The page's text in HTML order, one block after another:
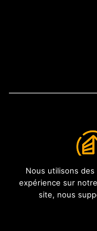
Nous utilisons
expérience sur
site, nous